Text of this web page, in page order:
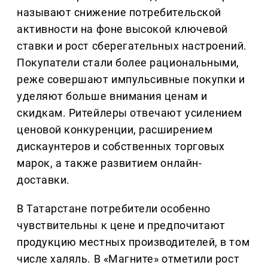
называют снижение потребительской
активности на фоне высокой ключевой
ставки и рост сберегательных настроений.
Покупатели стали более рациональными,
реже совершают импульсивные покупки и
уделяют больше внимания ценам и
скидкам. Ритейлеры отвечают усилением
ценовой конкуренции, расширением
дискаунтеров и собственных торговых
марок, а также развитием онлайн-
доставки.
В Татарстане потребители особенно
чувствительны к цене и предпочитают
продукцию местных производителей, в том
числе халяль. В «Магните» отметили рост